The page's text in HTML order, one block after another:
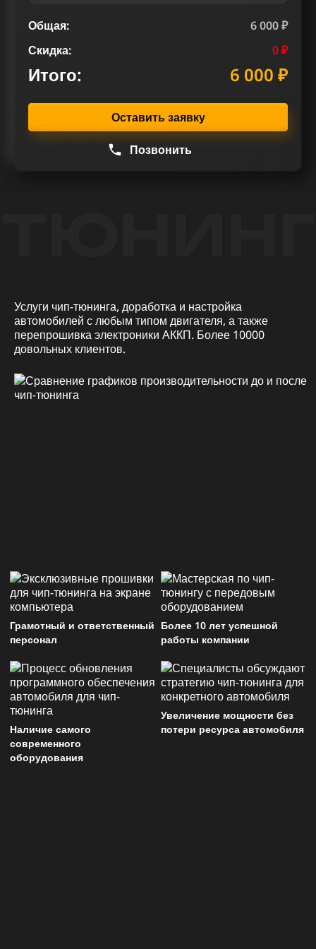
Общая:
6 000 ₽
Скидка:
0 ₽
Итого: 6 000 ₽
Оставить заявку
Позвонить
Услуги чип-тюнинга, доработка и настройка
автомобилей с любым типом двигателя, а также
перепрошивка электроники АККП. Более 10000
довольных клиентов.
Грамотный и ответственный
персонал
Более 10 лет успешной
работы компании
Наличие самого
современного
оборудования
Увеличение мощности без
потери ресурса автомобиля